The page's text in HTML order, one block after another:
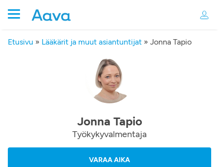
Etusivu » Lääkärit ja muut asiantuntijat » Jonna Tapio
Jonna Tapio
Työkykyvalmentaja
VARAA AIKA